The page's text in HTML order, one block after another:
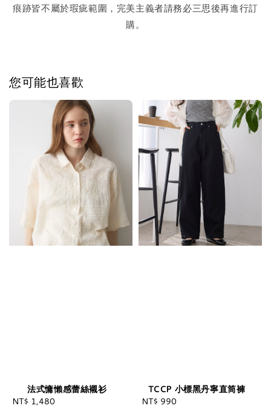
痕跡皆不屬於瑕疵範圍，完美主義者請務必三思後再進行訂
購。
您可能也喜歡
法式慵懶感蕾絲襯衫
Regular
NT$ 1,480
TCCP 小標黑丹寧直筒褲
Regular
NT$ 990